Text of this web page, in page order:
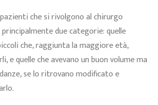
che si rivolgono al chirurgo
due categorie: quelle
che, raggiunta la maggiore età,
e quelle che avevano un buon volume ma
se lo ritrovano modificato e